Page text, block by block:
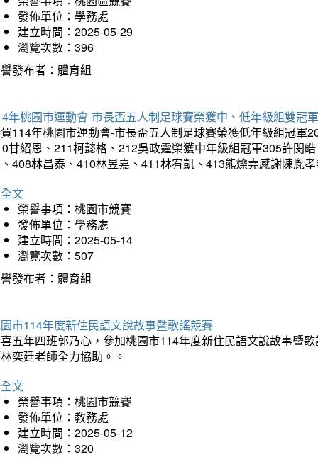
發佈單位：學務處
建立時間：2025-05-29
瀏覽次數：396
發布者：體育組
年桃園市運動會-市長盃五人制足球賽榮獲中、低年級組雙冠軍
114年桃園市運動會-市長盃五人制足球賽榮獲低年級組冠
甘紹恩、211柯懿格、212吳政霆榮獲中年級組冠軍305許閔
408林昌泰、410林昱嘉、411林宥凱、413熊爍堯感謝陳胤
文
榮譽事項：桃園市競賽
發佈單位：學務處
建立時間：2025-05-14
瀏覽次數：507
發布者：體育組
市114年度新住民語文說故事暨歌謠競賽
五年四班郭乃心，參加桃園市114年度新住民語文說故事暨
奕廷老師全力協助。。
文
榮譽事項：桃園市競賽
發佈單位：教務處
建立時間：2025-05-12
瀏覽次數：320